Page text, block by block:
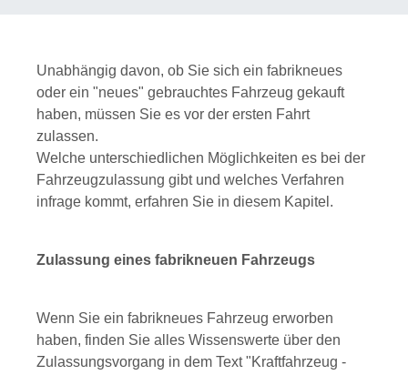
Unabhängig davon, ob Sie sich ein fabrikneues
oder ein "neues" gebrauchtes Fahrzeug gekauft
haben, müssen Sie es vor der ersten Fahrt
zulassen.
Welche unterschiedlichen Möglichkeiten es bei der
Fahrzeugzulassung gibt und welches Verfahren
infrage kommt, erfahren Sie in diesem Kapitel.
Zulassung eines fabrikneuen Fahrzeugs
Wenn Sie ein fabrikneues Fahrzeug erworben
haben, finden Sie alles Wissenswerte über den
Zulassungsvorgang in dem Text "Kraftfahrzeug -